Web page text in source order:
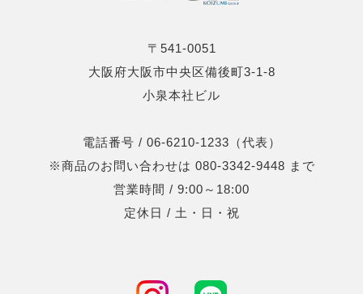
〒541-0051
大阪府大阪市中央区備後町3-1-8
小泉本社ビル
電話番号 / 06-6210-1233（代表）
※商品のお問い合わせは 080-3342-9448 まで
営業時間 / 9:00～18:00
定休日 / 土・日・祝